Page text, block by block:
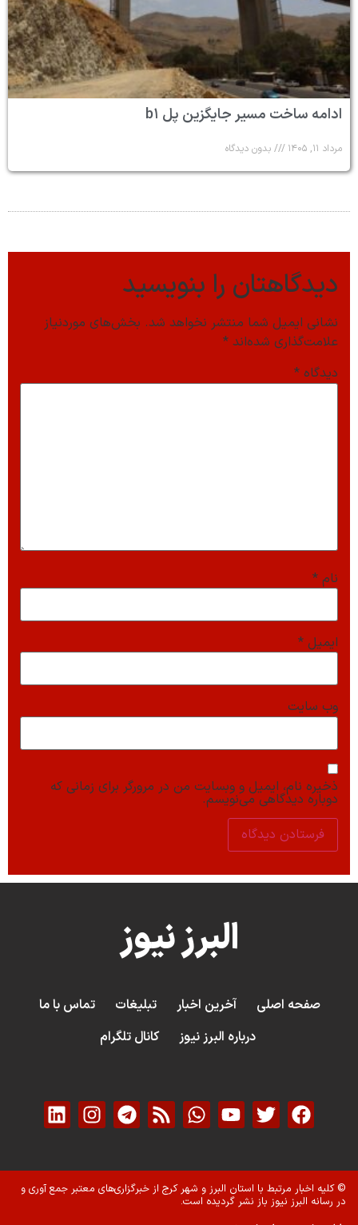
ادامه ساخت مسیر جایگزین پل b۱
مرداد ۱۱, ۱۴۰۵ بدون دیدگاه
دیدگاهتان را بنویسید
نشانی ایمیل شما منتشر نخواهد شد. بخش‌های موردنیاز
علامت‌گذاری شده‌اند *
دیدگاه *
نام *
ایمیل *
وب‌ سایت
ذخیره نام، ایمیل و وبسایت من در مرورگر برای زمانی که
دوباره دیدگاهی می‌نویسم.
البرز نیوز
صفحه اصلی آخرین اخبار تبلیغات
تماس با ما
درباره البرز نیوز
کانال تلگرام
© کلیه اخبار مرتبط با استان البرز و شهر کرج از خبرگزاری‌های معتبر جمع آوری و
در رسانه البرز نیوز باز نشر گردیده است.